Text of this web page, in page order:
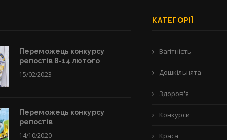
Переможець конкурсу
репостів 8-14 лютого
15/02/2023
Переможець конкурсу
репостів
14/10/2020
КАТЕГОРІЇ
Вагітність
Дошкільнята
Здоров'я
Конкурси
Краса